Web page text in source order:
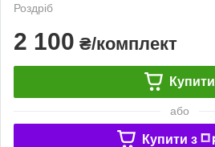
Роздріб
2 100 ₴/комплект
Купити
або
Купити з